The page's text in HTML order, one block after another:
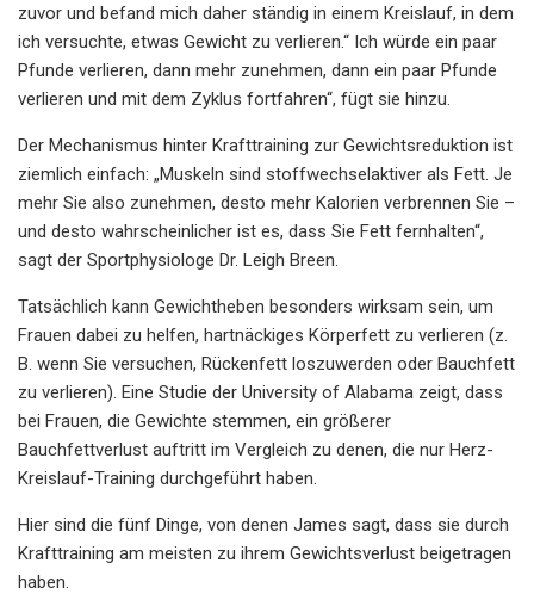
zuvor und befand mich daher ständig in einem Kreislauf, in dem
ich versuchte, etwas Gewicht zu verlieren.“ Ich würde ein paar
Pfunde verlieren, dann mehr zunehmen, dann ein paar Pfunde
verlieren und mit dem Zyklus fortfahren“, fügt sie hinzu.
Der Mechanismus hinter Krafttraining zur Gewichtsreduktion ist
ziemlich einfach: „Muskeln sind stoffwechselaktiver als Fett. Je
mehr Sie also zunehmen, desto mehr Kalorien verbrennen Sie –
und desto wahrscheinlicher ist es, dass Sie Fett fernhalten“,
sagt der Sportphysiologe Dr. Leigh Breen.
Tatsächlich kann Gewichtheben besonders wirksam sein, um
Frauen dabei zu helfen, hartnäckiges Körperfett zu verlieren (z.
B. wenn Sie versuchen, Rückenfett loszuwerden oder Bauchfett
zu verlieren). Eine Studie der University of Alabama zeigt, dass
bei Frauen, die Gewichte stemmen, ein größerer
Bauchfettverlust auftritt im Vergleich zu denen, die nur Herz-
Kreislauf-Training durchgeführt haben.
Hier sind die fünf Dinge, von denen James sagt, dass sie durch
Krafttraining am meisten zu ihrem Gewichtsverlust beigetragen
haben.